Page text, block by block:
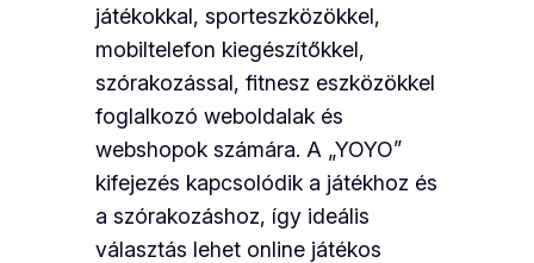
játékokkal, sporteszközökkel,
mobiltelefon kiegészítőkkel,
szórakozással, fitnesz eszközökkel
foglalkozó weboldalak és
webshopok számára. A „YOYO”
kifejezés kapcsolódik a játékhoz és
a szórakozáshoz, így ideális
választás lehet online játékos